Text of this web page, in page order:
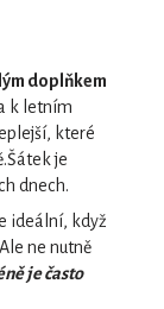
doplňkem
k letním
které
je
dnech.
ideální, když
ne nutně
je často